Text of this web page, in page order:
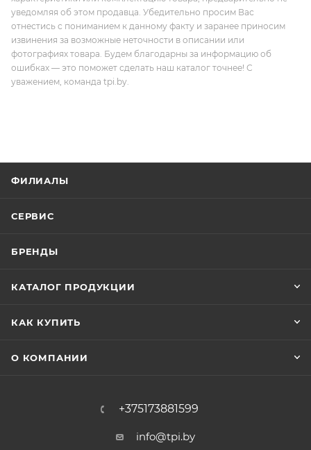
уведомляя об этом продавца. Убедительно просим Вас
отнестись с пониманием к данному факту и заранее приносим
извинения за возможные неточности в описании или
фотографиях товара. Будем благодарны за информацию об
ошибках — это поможет сделать наш каталог точнее! С
уважением, команда tpi.by.
ФИЛИАЛЫ
СЕРВИС
БРЕНДЫ
КАТАЛОГ ПРОДУКЦИИ
КАК КУПИТЬ
О КОМПАНИИ
+375173881599
info@tpi.by